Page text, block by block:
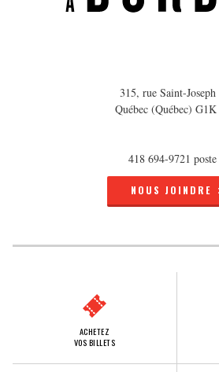
315, rue Saint-Joseph
Québec (Québec)
418 694-9721 poste
NOUS JOINDRE
ACHETEZ
VOS BILLETS